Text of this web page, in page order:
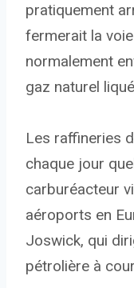
pratiquement
fermerait la
normalement
gaz naturel
Les raffineries
chaque jour
carburéacteur
aéroports en
Joswick, qui
pétrolière à